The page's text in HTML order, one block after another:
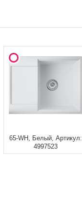
65-WH, Белый, Артикул:
4997523